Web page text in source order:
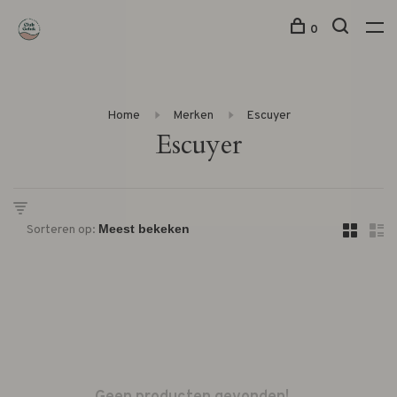
0
Home Merken Escuyer
Escuyer
Sorteren op: